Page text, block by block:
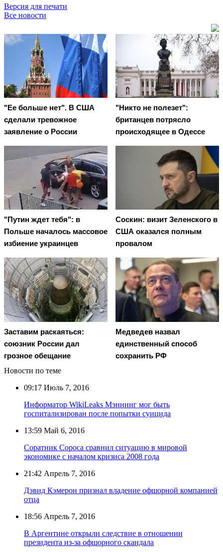
Версия для печати
Все новости
"Ее больше нет". В США
сделали тревожное
заявление о России
"Никто не полезет":
британцев потрясло
происходящее в Одессе
"Путин ждет тебя": в
Польше началось массовое
избиение украинцев
Соскин: визит Зеленского в
США оказался полным
провалом
Заставим раскаяться:
союзник России дал
грозное обещание
Медведев назвал
единственный способ
сохранить РФ
Новости по теме
09:17 Июль 7, 2016
Информатор WikiLeaks Мэннинг мог быть
госпитализирован после попытки суицида
13:59 Май 6, 2016
Соратник Сороса сравнил ситуацию в мировой
экономике с началом кризиса 2008 года
21:42 Апрель 7, 2016
Дэвид Кэмерон признал владение офшорной компанией
отца
18:56 Апрель 7, 2016
В Аргентине открыли следствие в отношении
президента из-за офшорного скандала